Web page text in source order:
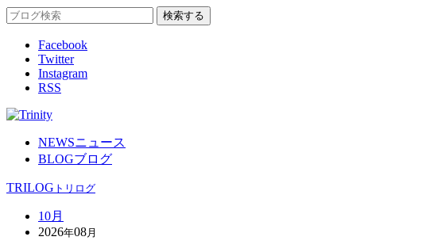
Facebook
Twitter
Instagram
RSS
NEWSニュース
BLOGブログ
TRILOG トリログ
10月
2026年08月